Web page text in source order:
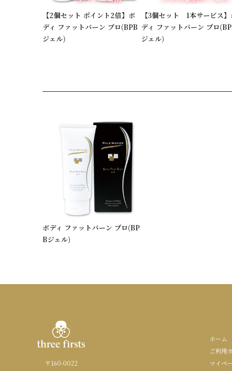
【2個セット ポイント2倍】ボ
ディ ファットバーン プロ(BPB
ジェル)
【3個セット 1本サービス】
ディ ファットバーン プロ
ジェル)
ボディ ファットバーン プロ(BP
Bジェル)
〒160-0022
ホーム
ご利用
マイペ